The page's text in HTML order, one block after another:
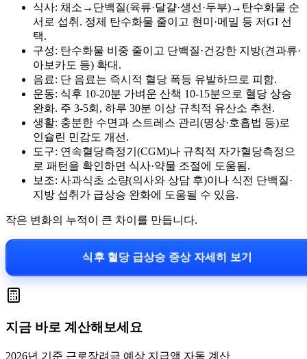
식사: 채소→단백질(육류·달걀·생선·두부)→탄수화물 순
서로 섭취. 정제 탄수화물 줄이고 현미·메밀 등 저GI 선
택.
구성: 탄수화물 비중 줄이고 단백질·건강한 지방(견과류·
아보카도 등) 확대.
음료: 단 음료는 즉시적 혈당 폭등 유발하므로 피함.
운동: 식후 10-20분 가벼운 산책 10-15분으로 혈당 상승
완화. 주 3-5회, 하루 30분 이상 규칙적 유산소 추천.
생활: 충분한 수면과 스트레스 관리(명상·호흡법 등)로
인슐린 민감도 개선.
도구: 연속혈당측정기(CGM)나 규칙적 자가혈당측정으
로 패턴을 확인하면 식사·약물 조절에 도움됨.
보조: 사과식초 소량(의사와 상담 후)이나 식전 단백질·
지방 섭취가 급상승 완화에 도움될 수 있음.
작은 변화의 누적이 큰 차이를 만듭니다.
식후 혈당 급상승 증상 자세히 보기
지금 바로 계산해보세요
2026년 기준 근로장려금 예상 지급액 자동 계산